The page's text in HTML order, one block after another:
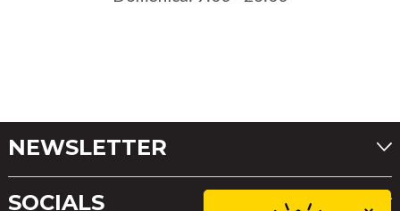
NEWSLETTER
SOCIALS